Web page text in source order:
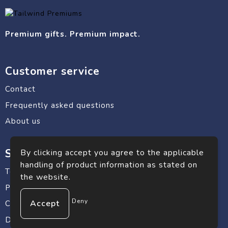
Premium gifts. Premium impact.
Customer service
Contact
Frequently asked questions
About us
Safe shopping
Terms and conditions
Privacy statement
Cookie Policy
Disclaimer
By clicking accept you agree to the applicable
handling of product information as stated on
the website.
Deny